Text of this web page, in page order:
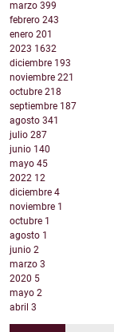
marzo 399
febrero 243
enero 201
2023 1632
diciembre 193
noviembre 221
octubre 218
septiembre 187
agosto 341
julio 287
junio 140
mayo 45
2022 12
diciembre 4
noviembre 1
octubre 1
agosto 1
junio 2
marzo 3
2020 5
mayo 2
abril 3